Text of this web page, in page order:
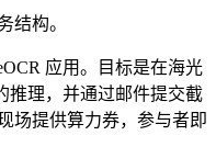
结构。
应用。目标是在海光
推理，并通过邮件提交截
场提供算力券，参与者即